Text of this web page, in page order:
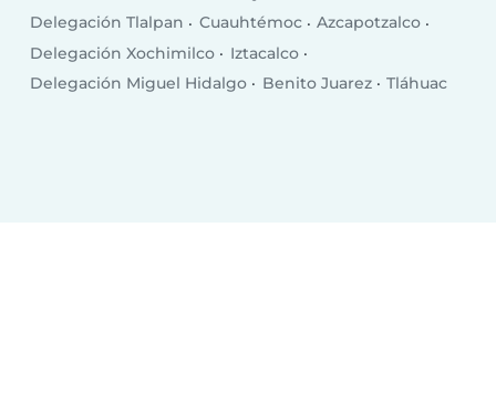
Delegación Tlalpan
Cuauhtémoc
Azcapotzalco
Delegación Xochimilco
Iztacalco
Delegación Miguel Hidalgo
Benito Juarez Tláhuac